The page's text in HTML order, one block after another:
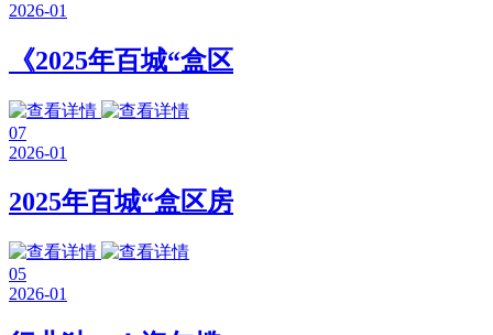
2026-01
《2025年百城“盒区
07
2026-01
2025年百城“盒区房
05
2026-01